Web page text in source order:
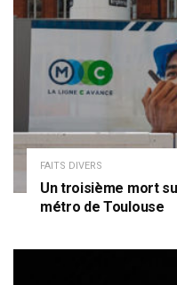
FAITS DIVERS
Un troisième mort
métro de Toulouse